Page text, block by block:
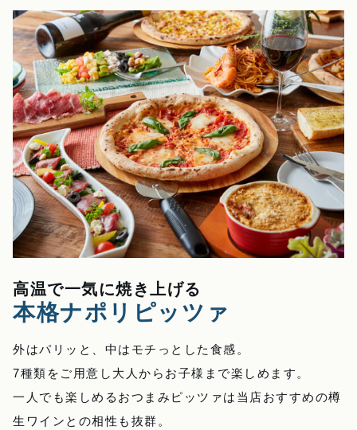
高温で一気に焼き上げる
本格ナポリピッツァ
外はパリッと、中はモチっとした食感。
7種類をご用意し大人からお子様まで楽しめます。
一人でも楽しめるおつまみピッツァは当店おすすめの樽
生ワインとの相性も抜群。